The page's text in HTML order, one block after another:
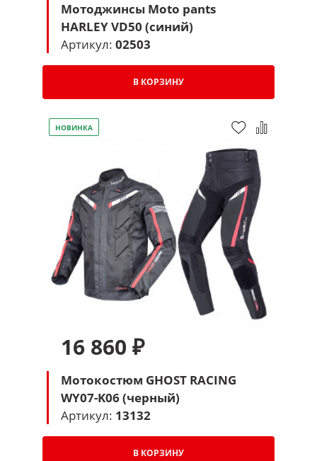
Мотоджинсы Moto pants
HARLEY VD50 (синий)
Артикул: 02503
В КОРЗИНУ
НОВИНКА
16 860 ₽
Мотокостюм GHOST RACING
WY07-K06 (черный)
Артикул: 13132
В КОРЗИНУ